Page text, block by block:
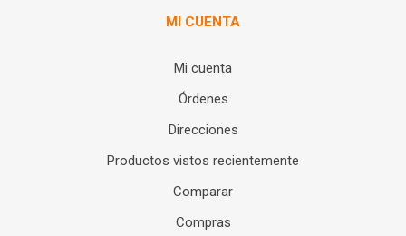
MI CUENTA
Mi cuenta
Órdenes
Direcciones
Productos vistos recientemente
Comparar
Compras